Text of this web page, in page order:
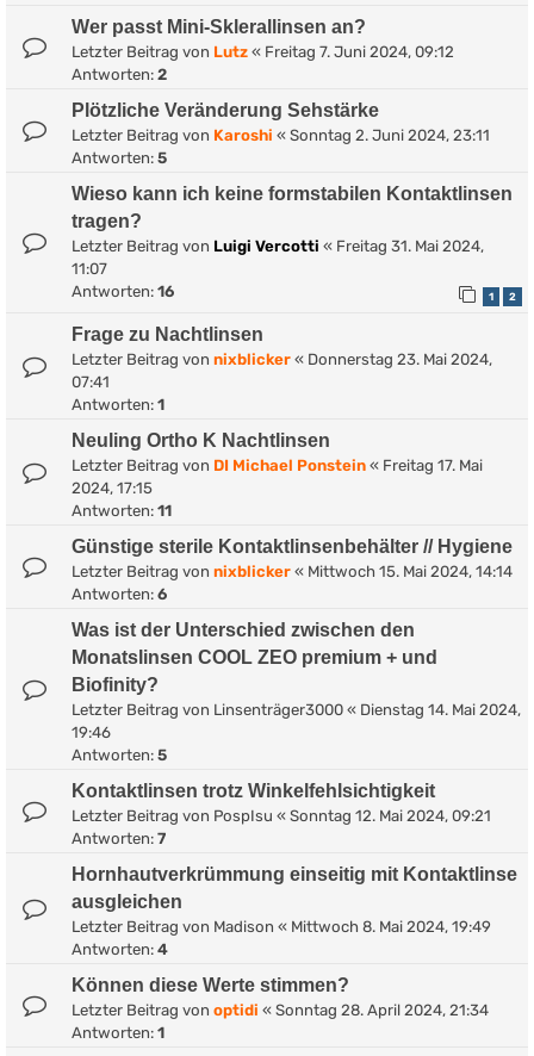
Wer passt Mini-Sklerallinsen an?
Letzter Beitrag von Lutz « Freitag 7. Juni 2024, 09:12
Antworten: 2
Plötzliche Veränderung Sehstärke
Letzter Beitrag von Karoshi « Sonntag 2. Juni 2024, 23:11
Antworten: 5
Wieso kann ich keine formstabilen Kontaktlinsen
tragen?
Letzter Beitrag von Luigi Vercotti « Freitag 31. Mai 2024,
11:07
Antworten: 16 1 2
Frage zu Nachtlinsen
Letzter Beitrag von nixblicker « Donnerstag 23. Mai 2024,
07:41
Antworten: 1
Neuling Ortho K Nachtlinsen
Letzter Beitrag von DI Michael Ponstein « Freitag 17. Mai
2024, 17:15
Antworten: 11
Günstige sterile Kontaktlinsenbehälter // Hygiene
Letzter Beitrag von nixblicker « Mittwoch 15. Mai 2024, 14:14
Antworten: 6
Was ist der Unterschied zwischen den
Monatslinsen COOL ZEO premium + und
Biofinity?
Letzter Beitrag von Linsenträger3000 « Dienstag 14. Mai 2024,
19:46
Antworten: 5
Kontaktlinsen trotz Winkelfehlsichtigkeit
Letzter Beitrag von PospIsu « Sonntag 12. Mai 2024, 09:21
Antworten: 7
Hornhautverkrümmung einseitig mit Kontaktlinse
ausgleichen
Letzter Beitrag von Madison « Mittwoch 8. Mai 2024, 19:49
Antworten: 4
Können diese Werte stimmen?
Letzter Beitrag von optidi « Sonntag 28. April 2024, 21:34
Antworten: 1